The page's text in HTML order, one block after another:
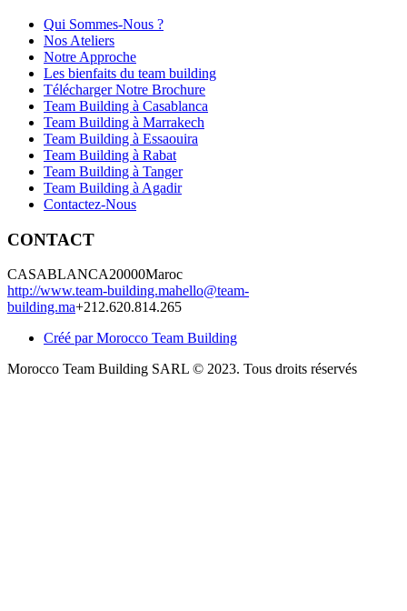
Qui Sommes-Nous ?
Nos Ateliers
Notre Approche
Les bienfaits du team building
Télécharger Notre Brochure
Team Building à Casablanca
Team Building à Marrakech
Team Building à Essaouira
Team Building à Rabat
Team Building à Tanger
Team Building à Agadir
Contactez-Nous
CONTACT
CASABLANCA20000Maroc
http://www.team-building.mahello@team-
building.ma+212.620.814.265
Créé par Morocco Team Building
Morocco Team Building SARL © 2023. Tous droits réservés